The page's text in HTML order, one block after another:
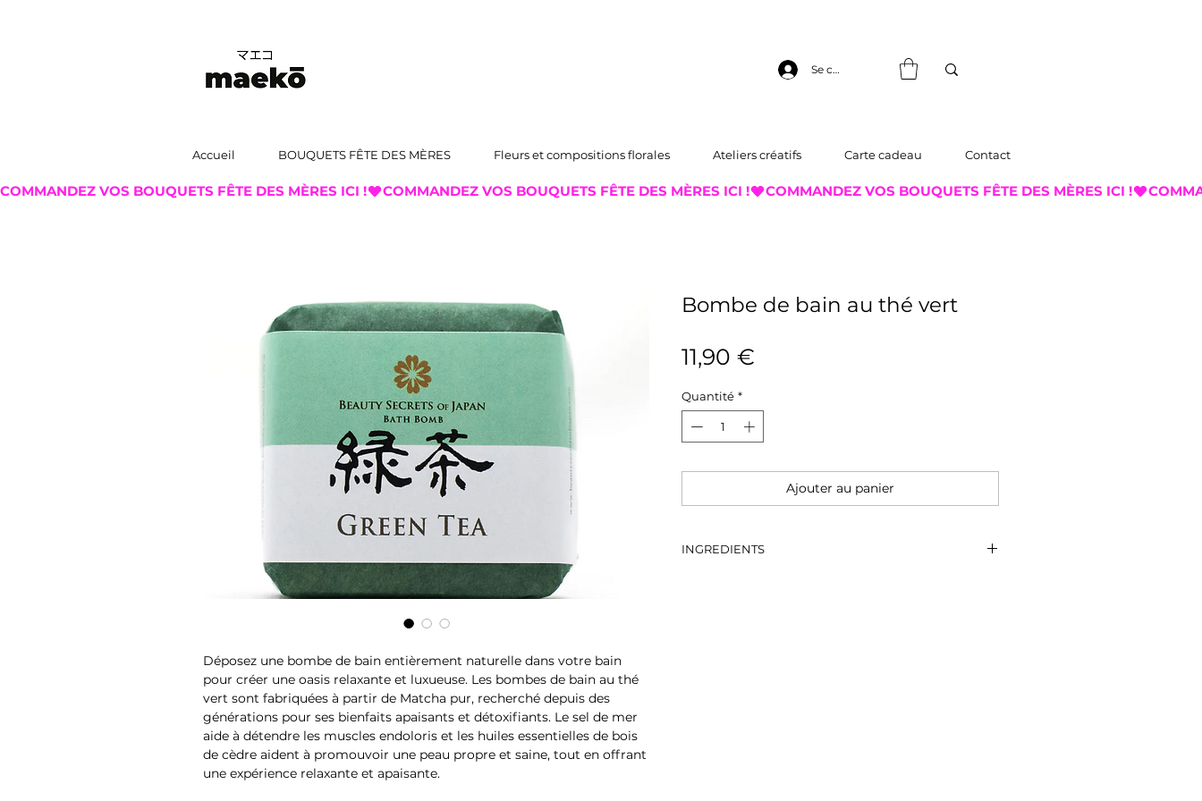
Se connecter
Accueil BOUQUETS FÊTE DES MÈRES Fleurs et compositions florales Ateliers créatifs Carte cadeau Contact
Déposez une bombe de bain entièrement naturelle dans votre bain
pour créer une oasis relaxante et luxueuse. Les bombes de bain au thé
vert sont fabriquées à partir de Matcha pur, recherché depuis des
générations pour ses bienfaits apaisants et détoxifiants. Le sel de mer
aide à détendre les muscles endoloris et les huiles essentielles de bois
de cèdre aident à promouvoir une peau propre et saine, tout en offrant
une expérience relaxante et apaisante.
Bombe de bain au thé vert
11,90 €
Quantité *
Ajouter au panier
INGREDIENTS
COMMANDEZ VOS BOUQUETS FÊTE DES MÈRES ICI !